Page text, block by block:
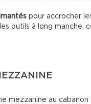
pour accrocher
outils à long manche,
mezzanine au